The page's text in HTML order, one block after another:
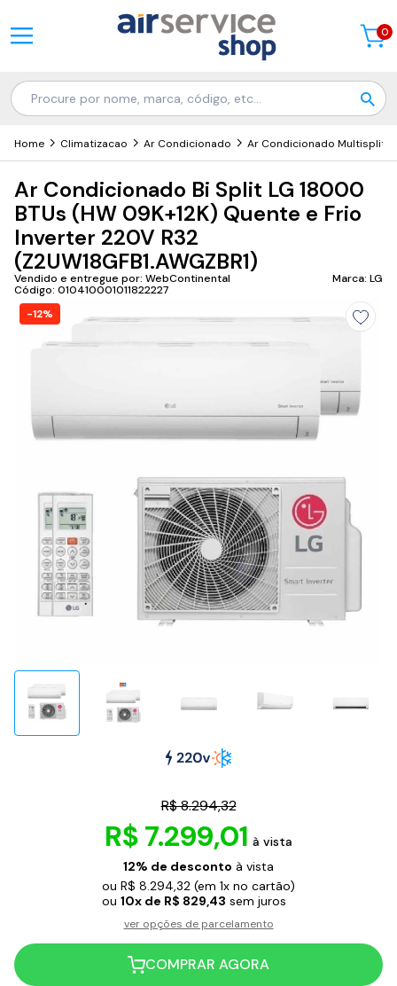
0
Home Climatizacao Ar Condicionado Ar Condicionado Multisplit
Ar Condicionado Bi Split LG 18000
BTUs (HW 09K+12K) Quente e Frio
Inverter 220V R32
(Z2UW18GFB1.AWGZBR1)
Vendido e entregue por: WebContinental
Marca: LG
Código: 010410001011822227
-12%
R$ 8.294,32
R$ 7.299,01 à vista
12% de desconto à vista
ou R$ 8.294,32 (em 1x no cartão)
ou 10x de R$ 829,43 sem juros
ver opções de parcelamento
COMPRAR AGORA